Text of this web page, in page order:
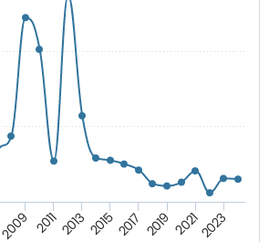
2009 2011 2013 2015 2017 2019 20212023